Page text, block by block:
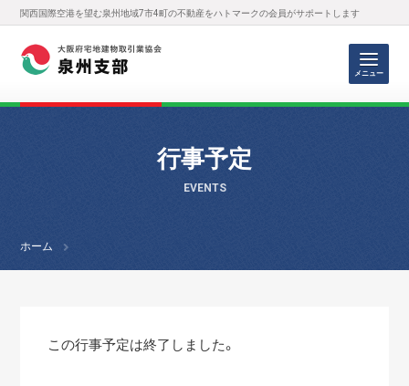
関西国際空港を望む泉州地域7市4町の不動産をハトマークの会員がサポートします
メニュー
行事予定
EVENTS
ホーム
この行事予定は終了しました。